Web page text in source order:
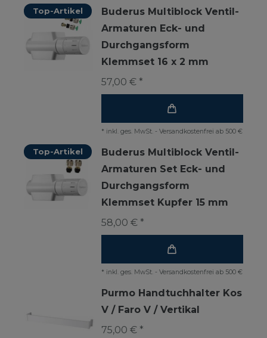
Top-Artikel
Buderus Multiblock Ventil-
Armaturen Eck- und
Durchgangsform
Klemmset 16 x 2 mm
57,00 € *
* inkl. ges. MwSt. - Versandkostenfrei ab 500 €
Top-Artikel
Buderus Multiblock Ventil-
Armaturen Set Eck- und
Durchgangsform
Klemmset Kupfer 15 mm
58,00 € *
* inkl. ges. MwSt. - Versandkostenfrei ab 500 €
Purmo Handtuchhalter Kos
V / Faro V / Vertikal
75,00 € *